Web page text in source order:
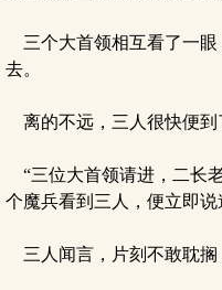
三个大首领相互看了一眼
去。
离的不远，三人很快便到
“三位大首领请进，二长
个魔兵看到三人，便立即说
三人闻言，片刻不敢耽搁